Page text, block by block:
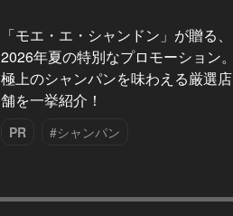
「モエ・エ・シャンドン」が贈る、
2026年夏の特別なプロモーション。
極上のシャンパンを味わえる厳選店
舗を一挙紹介！
PR #シャンパン